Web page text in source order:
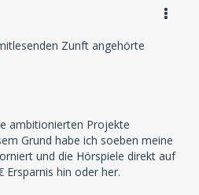
Zunft angehörte
ambitionierten Projekte
Grund habe ich soeben meine
und die Hörspiele direkt auf
hin oder her.